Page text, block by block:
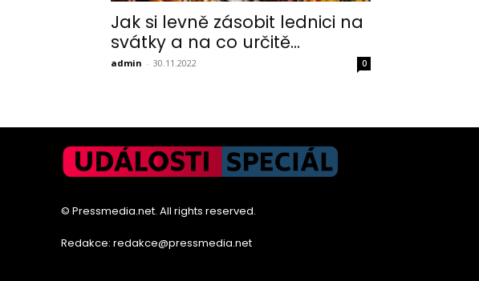
Jak si levně zásobit lednici na
svátky a na co určitě...
admin - 30.11.2022 0
© Pressmedia.net. All rights reserved.
Redakce: redakce@pressmedia.net